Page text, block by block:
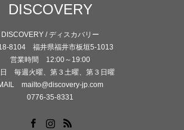
DISCOVERY
DISCOVERY / ディスカバリー
8104 福井県福井市板垣5-1013
営業時間 12:00～19:00
毎週火曜、第３土曜、第３日曜
mailto@discovery-jp.com
0776-35-8331